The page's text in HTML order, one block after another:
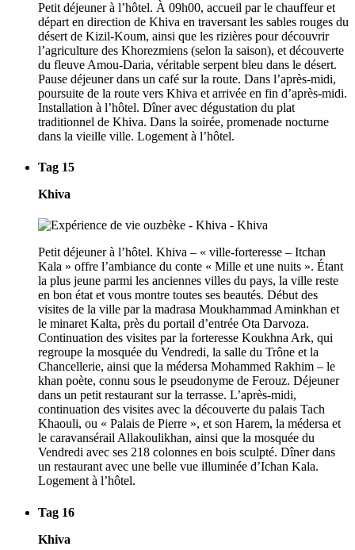
Petit déjeuner à l’hôtel. À 09h00, accueil par le chauffeur et
départ en direction de Khiva en traversant les sables rouges du
désert de Kizil-Koum, ainsi que les rizières pour découvrir
l’agriculture des Khorezmiens (selon la saison), et découverte
du fleuve Amou-Daria, véritable serpent bleu dans le désert.
Pause déjeuner dans un café sur la route. Dans l’après-midi,
poursuite de la route vers Khiva et arrivée en fin d’après-midi.
Installation à l’hôtel. Dîner avec dégustation du plat
traditionnel de Khiva. Dans la soirée, promenade nocturne
dans la vieille ville. Logement à l’hôtel.
Tag 15
Khiva
Petit déjeuner à l’hôtel. Khiva – « ville-forteresse – Itchan
Kala » offre l’ambiance du conte « Mille et une nuits ». Étant
la plus jeune parmi les anciennes villes du pays, la ville reste
en bon état et vous montre toutes ses beautés. Début des
visites de la ville par la madrasa Moukhammad Aminkhan et
le minaret Kalta, près du portail d’entrée Ota Darvoza.
Continuation des visites par la forteresse Koukhna Ark, qui
regroupe la mosquée du Vendredi, la salle du Trône et la
Chancellerie, ainsi que la médersa Mohammed Rakhim – le
khan poète, connu sous le pseudonyme de Ferouz. Déjeuner
dans un petit restaurant sur la terrasse. L’après-midi,
continuation des visites avec la découverte du palais Tach
Khaouli, ou « Palais de Pierre », et son Harem, la médersa et
le caravansérail Allakoulikhan, ainsi que la mosquée du
Vendredi avec ses 218 colonnes en bois sculpté. Dîner dans
un restaurant avec une belle vue illuminée d’Ichan Kala.
Logement à l’hôtel.
Tag 16
Khiva